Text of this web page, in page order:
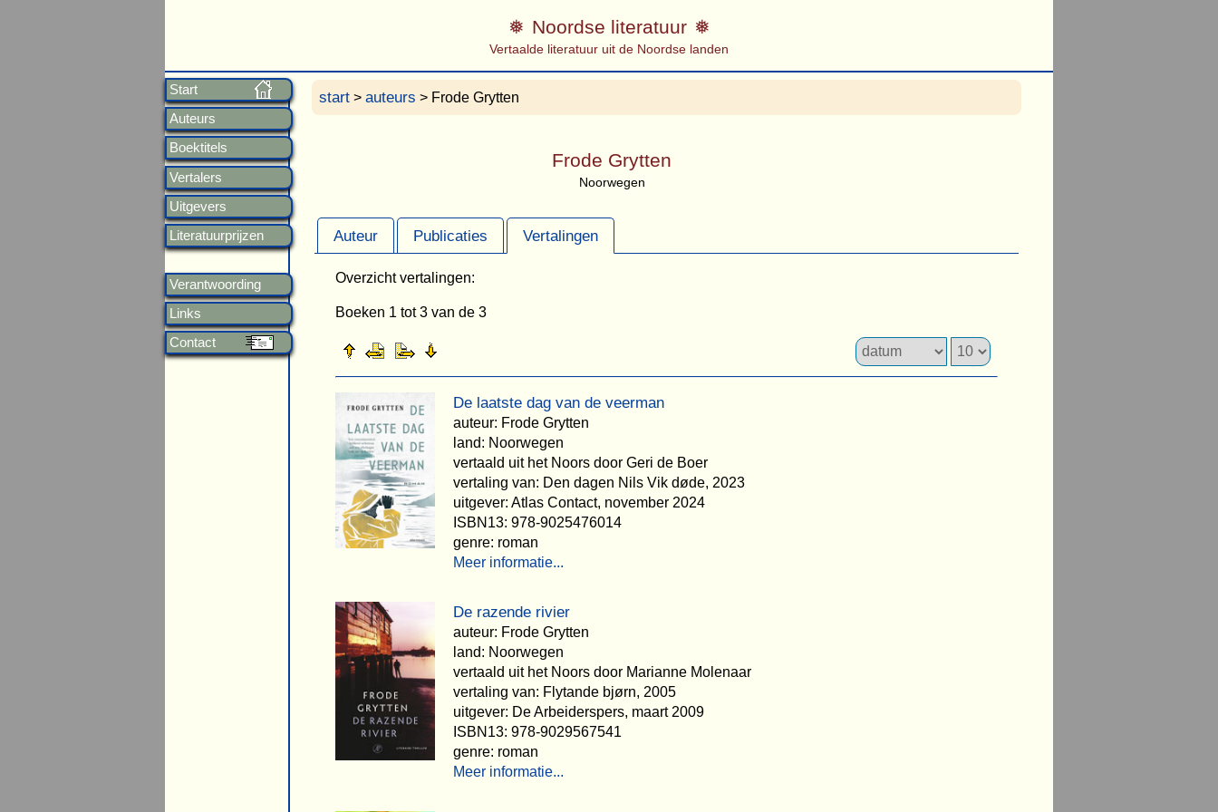
Start
Auteurs
Boektitels
Vertalers
Uitgevers
Literatuurprijzen
Verantwoording
Links
Contact
Noordse literatuur
Vertaalde literatuur uit de Noordse landen
start > auteurs > Frode Grytten
Frode Grytten
Noorwegen
Auteur Publicaties Vertalingen
Overzicht vertalingen:
Boeken 1 tot 3 van de 3
De laatste dag van de veerman
auteur: Frode Grytten
land: Noorwegen
vertaald uit het Noors door Geri de Boer
vertaling van: Den dagen Nils Vik døde, 2023
uitgever: Atlas Contact, november 2024
ISBN13: 978-9025476014
genre: roman
Meer informatie...
De razende rivier
auteur: Frode Grytten
land: Noorwegen
vertaald uit het Noors door Marianne Molenaar
vertaling van: Flytande bjørn, 2005
uitgever: De Arbeiderspers, maart 2009
ISBN13: 978-9029567541
genre: roman
Meer informatie...